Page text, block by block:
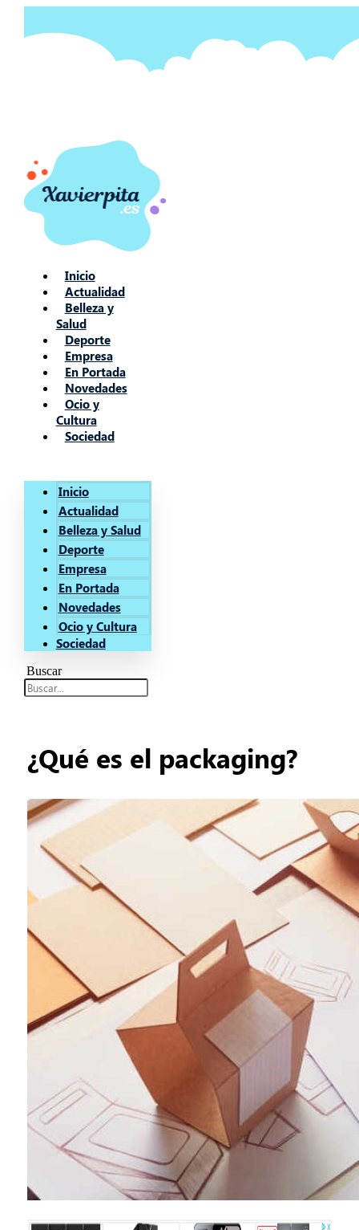
contenido
Inicio
Actualidad
Belleza y
Salud
Deporte
Empresa
En Portada
Novedades
Ocio y
Cultura
Sociedad
Inicio
Actualidad
Belleza y Salud
Deporte
Empresa
En Portada
Novedades
Ocio y Cultura
Sociedad
Buscar
¿Qué es el packaging?